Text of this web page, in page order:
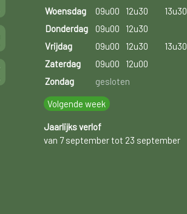
Woensdag
09u00 12u30 13u30
Donderdag
09u00
12u30
Vrijdag
09u00 12u30 13u30
Zaterdag
09u00
12u00
Zondag
gesloten
Volgende week
Jaarlijks verlof
van 7 september tot 23 september